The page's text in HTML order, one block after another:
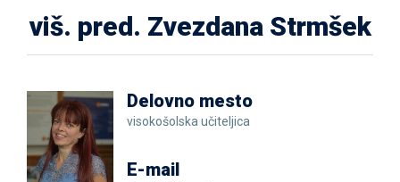
viš. pred. Zvezdana Strmšek
Delovno mesto
visokošolska učiteljica
E-mail